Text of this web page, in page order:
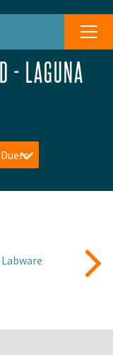
- LAGUNA